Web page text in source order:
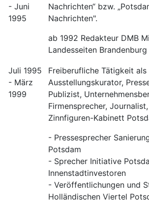
- Juni
1995
Nachrichten“ bzw.
Nachrichten".
ab 1992 Redakteur DMB
Landesseiten Brandenburg
Juli 1995
- März
1999
Freiberufliche Tätigkeit als
Ausstellungskurator,
Publizist,
Firmensprecher,
Zinnfiguren-Kabinett
- Pressesprecher
Potsdam
- Sprecher Initiative
Innenstadtinvestoren
- Veröffentlichungen und
Holländischen Viertel